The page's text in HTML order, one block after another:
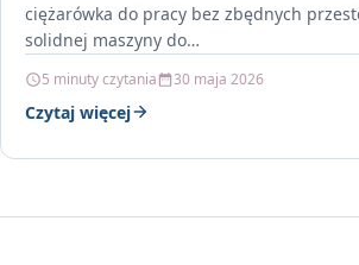
ciężarówka do pracy bez zbędnych
solidnej maszyny do…
5 minuty czytania 30 maja 2026
Czytaj więcej